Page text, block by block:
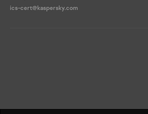
ics-cert@kaspersky.com